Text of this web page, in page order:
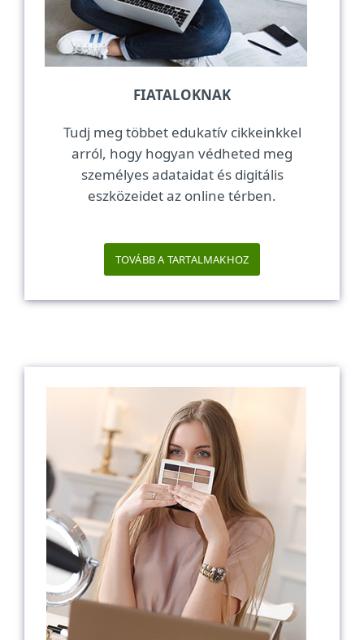
FIATALOKNAK
Tudj meg többet edukatív cikkeinkkel
arról, hogy hogyan védheted meg
személyes adataidat és digitális
eszközeidet az online térben.
TOVÁBB A TARTALMAKHOZ